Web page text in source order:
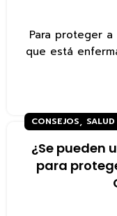
Para proteger
que está
CONSEJOS, SALUD
¿Se pueden
para